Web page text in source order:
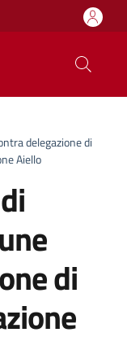
delegazione di
Aiello
di